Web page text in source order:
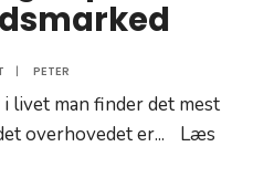
| PETER
livet man finder det mest
overhovedet er...
Læs